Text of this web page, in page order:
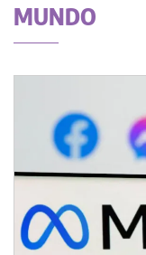
MUNDO